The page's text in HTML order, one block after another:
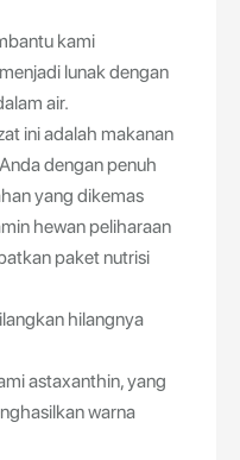
kami
lunak dengan
air.
ini adalah makanan
dengan penuh
yang dikemas
hewan peliharaan
paket nutrisi
hilangnya
astaxanthin, yang
warna